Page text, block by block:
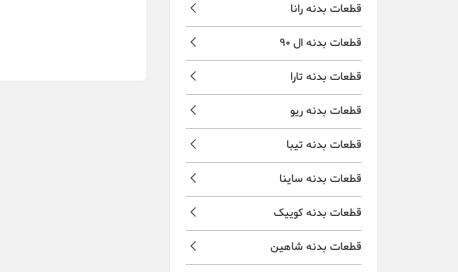
قطعات بدنه رانا
قطعات بدنه ال 90
قطعات بدنه تارا
قطعات بدنه ریو
قطعات بدنه تیبا
قطعات بدنه ساینا
قطعات بدنه کوییک
قطعات بدنه شاهین